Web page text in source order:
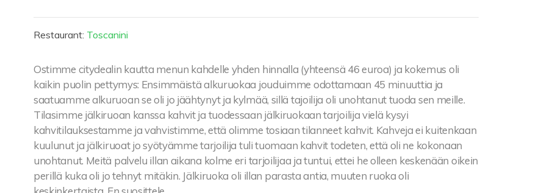
Restaurant: Toscanini
Ostimme citydealin kautta menun kahdelle yhden hinnalla (yhteensä 46 euroa) ja kokemus oli
kaikin puolin pettymys: Ensimmäistä alkuruokaa jouduimme odottamaan 45 minuuttia ja
saatuamme alkuruoan se oli jo jäähtynyt ja kylmää, sillä tajoilija oli unohtanut tuoda sen meille.
Tilasimme jälkiruoan kanssa kahvit ja tuodessaan jälkiruokaan tarjoilija vielä kysyi
kahvitilauksestamme ja vahvistimme, että olimme tosiaan tilanneet kahvit. Kahveja ei kuitenkaan
kuulunut ja jälkiruoat jo syötyämme tarjoilija tuli tuomaan kahvit todeten, että oli ne kokonaan
unohtanut. Meitä palvelu illan aikana kolme eri tarjoilijaa ja tuntui, ettei he olleen keskenään oikein
perillä kuka oli jo tehnyt mitäkin. Jälkiruoka oli illan parasta antia, muuten ruoka oli